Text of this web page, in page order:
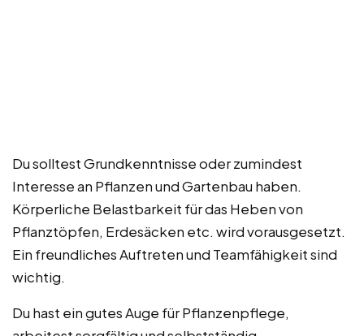
Du solltest Grundkenntnisse oder zumindest
Interesse an Pflanzen und Gartenbau haben.
Körperliche Belastbarkeit für das Heben von
Pflanztöpfen, Erdesäcken etc. wird vorausgesetzt.
Ein freundliches Auftreten und Teamfähigkeit sind
wichtig.
Du hast ein gutes Auge für Pflanzenpflege,